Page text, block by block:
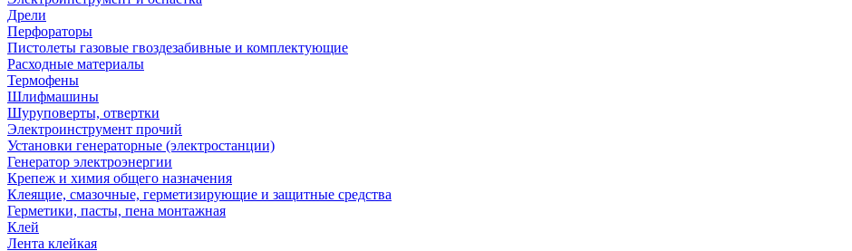
Дрели
Перфораторы
Пистолеты газовые гвоздезабивные и комплектующие
Расходные материалы
Термофены
Шлифмашины
Шуруповерты, отвертки
Электроинструмент прочий
Установки генераторные (электростанции)
Генератор электроэнергии
Крепеж и химия общего назначения
Клеящие, смазочные, герметизирующие и защитные средства
Герметики, пасты, пена монтажная
Клей
Лента клейкая